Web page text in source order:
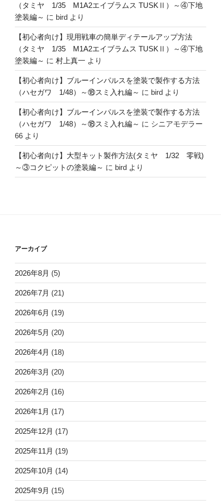
（タミヤ 1/35 M1A2エイブラムス TUSKⅡ）～④下地
塗装編～ に bird より
【初心者向け】現用戦車の簡単ディテールアップ方法
（タミヤ 1/35 M1A2エイブラムス TUSKⅡ）～④下地
塗装編～ に 村上真一 より
【初心者向け】ブルーインパルスを塗装で製作する方法
（ハセガワ 1/48）～⑱スミ入れ編～ に bird より
【初心者向け】ブルーインパルスを塗装で製作する方法
（ハセガワ 1/48）～⑱スミ入れ編～ に シニアモデラー
66 より
【初心者向け】大型キット製作方法(タミヤ 1/32 零戦)
～③コクピットの塗装編～ に bird より
アーカイブ
2026年8月 (5)
2026年7月 (21)
2026年6月 (19)
2026年5月 (20)
2026年4月 (18)
2026年3月 (20)
2026年2月 (16)
2026年1月 (17)
2025年12月 (17)
2025年11月 (19)
2025年10月 (14)
2025年9月 (15)